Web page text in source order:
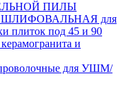
ПИЛЫ
для
плиток под 45 и 90
и
для УШМ/